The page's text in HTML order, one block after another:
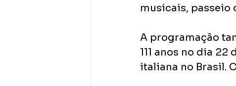
musicais, passeio
A programação
111 anos no dia
italiana no Brasil.